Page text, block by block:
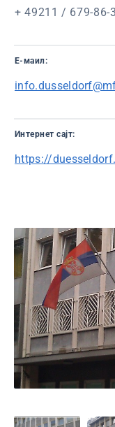
+ 49211 / 679-86-
Е-маил:
Интернет сајт:
https://